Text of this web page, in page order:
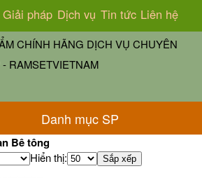
Giải pháp Dịch vụ Tin tức Liên hệ
CHÍNH HÃNG DỊCH VỤ CHUYÊN
RAMSETVIETNAM
Danh mục SP
Bê tông
Hiển thị: